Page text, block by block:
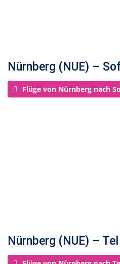
Nürnberg (NUE) –
Flüge von Nürnberg nach
Nürnberg (NUE) –